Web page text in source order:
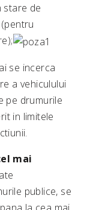
stare de
se incerca
a vehiculului
pe drumurile
in limitele
mai
publice, se
la cea mai